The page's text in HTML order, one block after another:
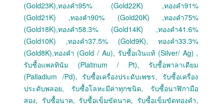
(Gold23K),ทองคำ95% (Gold22K) ,ทองคำ91%
(Gold21K) ,ทองคำ90% (Gold20K) ,ทองคำ75%
(Gold18K),ทองคำ58.3% (Gold14K) ,ทองคำ41.6%
(Gold10K) ,ทองคำ37.5% (Gold9K), ทองคำ33.3%
(Gold8K),ทองคำ (Gold / Au), รับซื้อเงินแท้ (Silver/ Ag) ,
รับซื้อแพลทินัม (Platinum / Pt), รับซื้อพาลาเดียม
(Palladium /Pd), รับซื้อเครื่องประดับเพชร, รับซื้อเครื่อง
ประดับพลอย, รับซื้อโลหะมีค่าทุกชนิด, รับซื้อนาฬิกามือ
สอง, รับซื้อนาค, รับซื้อเข็มขัดนาค, รับซื้อเข็มขัดทองคำ,